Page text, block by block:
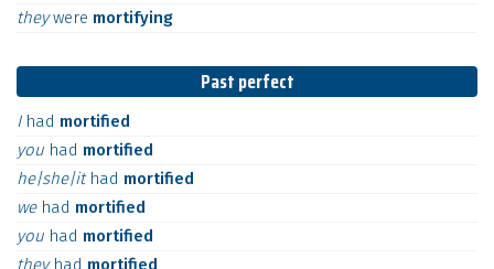
theywere mortifying
Past perfect
I had mortified
you had mortified
he|she|it had mortified
we had mortified
you had mortified
they had mortified